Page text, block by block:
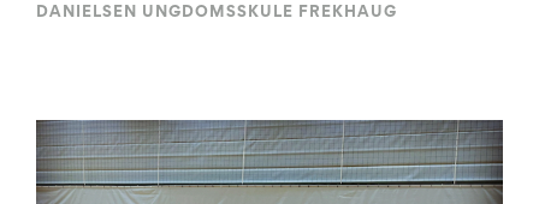
DANIELSEN UNGDOMSSKULE FREKHAUG